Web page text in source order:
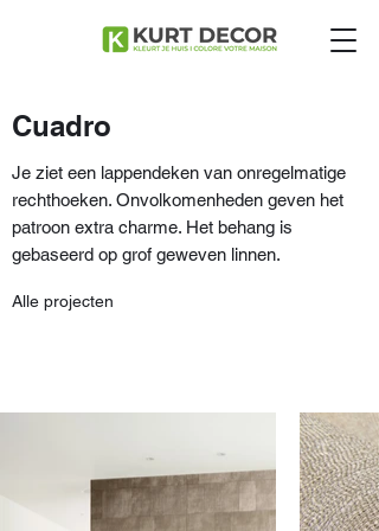
Cuadro
Je ziet een lappendeken van onregelmatige
rechthoeken. Onvolkomenheden geven het
patroon extra charme. Het behang is
gebaseerd op grof geweven linnen.
Alle projecten